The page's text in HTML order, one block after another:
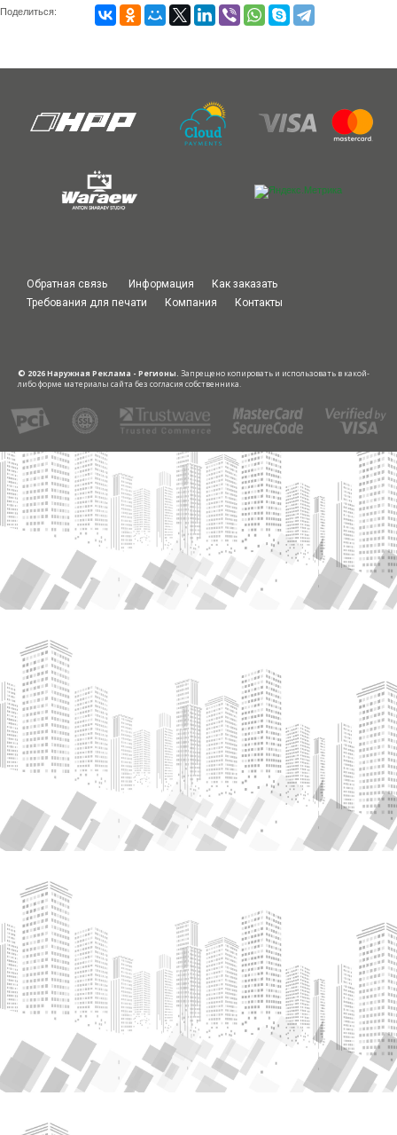
Поделиться:
Обратная связь Информация
Как заказать
Требования для печати
Компания Контакты
© 2026 Наружная Реклама - Регионы. Запрещено копировать и использовать в какой-
либо форме материалы сайта без согласия собственника.